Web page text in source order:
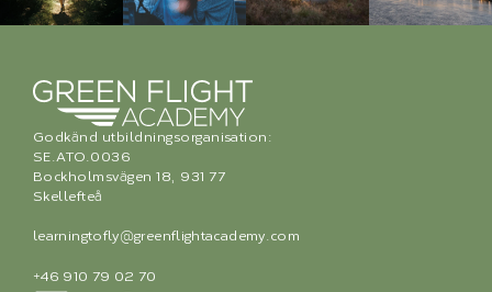
Godkänd utbildningsorganisation:
SE.ATO.0036
Bockholmsvägen 18, 931 77
Skellefteå
learningtofly@greenflightacademy.com
+46 910 79 02 70